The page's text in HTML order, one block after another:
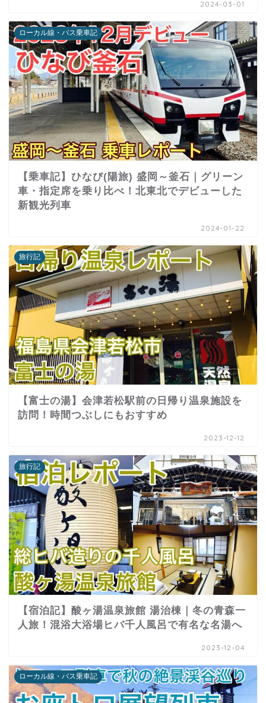
2024-03-01
ローカル線・バス乗車記
【乗車記】ひなび(陽旅) 盛岡～釜石｜グリーン
車・指定席を乗り比べ！北東北でデビューした
新観光列車
2024-01-22
旅行記
【富士の湯】会津若松駅前の日帰り温泉施設を
訪問！時間つぶしにもおすすめ
2023-12-12
旅行記
【宿泊記】酸ヶ湯温泉旅館 湯治棟｜冬の青森一
人旅！混浴大浴場ヒバ千人風呂で有名な名湯へ
2023-12-04
ローカル線・バス乗車記